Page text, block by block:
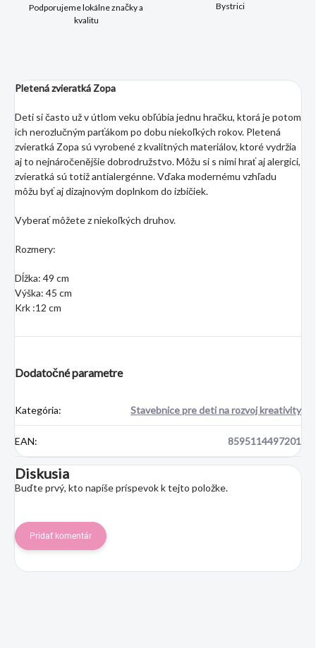
Podporujeme lokálne značky a
kvalitu
Bystrici
Pletená zvieratká Zopa
Deti si často už v útlom veku obľúbia jednu hračku, ktorá je potom
ich nerozlučným parťákom po dobu niekoľkých rokov. Pletená
zvieratká Zopa sú vyrobené z kvalitných materiálov, ktoré vydržia
aj to nejnáročenějšie dobrodružstvo. Môžu si s nimi hrať aj alergici,
zvieratká sú totiž antialergénne. Vďaka modernému vzhľadu
môžu byť aj dizajnovým doplnkom do izbičiek.
Vyberať môžete z niekoľkých druhov.
Rozmery:
Dĺžka: 49 cm
Výška: 45 cm
Krk :12 cm
Dodatočné parametre
Kategória: Stavebnice pre deti na rozvoj kreativity
EAN: 8595114497201
Diskusia
Buďte prvý, kto napíše príspevok k tejto položke.
Pridať komentár